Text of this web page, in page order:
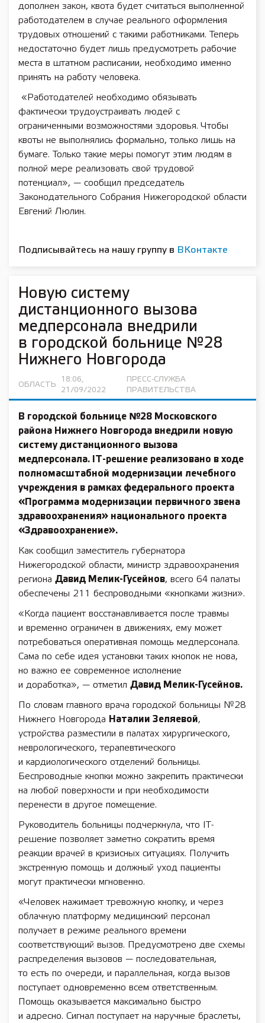
дополнен закон, квота будет считаться выполненной
работодателем в случае реального оформления
трудовых отношений с такими работниками. Теперь
недостаточно будет лишь предусмотреть рабочие
места в штатном расписании, необходимо именно
принять на работу человека.
«Работодателей необходимо обязывать
фактически трудоустраивать людей с
ограниченными возможностями здоровья. Чтобы
квоты не выполнялись формально, только лишь на
бумаге. Только такие меры помогут этим людям в
полной мере реализовать свой трудовой
потенциал», — сообщил председатель
Законодательного Собрания Нижегородской области
Евгений Люлин.
Подписывайтесь на нашу группу в ВКонтакте
Новую систему
дистанционного вызова
медперсонала внедрили
в городской больнице №28
Нижнего Новгорода
ОБЛАСТЬ
18:06,
21/09/2022
ПРЕСС-СЛУЖБА
ПРАВИТЕЛЬСТВА
В городской больнице №28 Московского
района Нижнего Новгорода внедрили новую
систему дистанционного вызова
медперсонала. IT-решение реализовано в ходе
полномасштабной модернизации лечебного
учреждения в рамках федерального проекта
«Программа модернизации первичного звена
здравоохранения» национального проекта
«Здравоохранение».
Как сообщил заместитель губернатора
Нижегородской области, министр здравоохранения
региона Давид Мелик-Гусейнов, всего 64 палаты
обеспечены 211 беспроводными «кнопками жизни».
«Когда пациент восстанавливается после травмы
и временно ограничен в движениях, ему может
потребоваться оперативная помощь медперсонала.
Сама по себе идея установки таких кнопок не нова,
но важно ее современное исполнение
и доработка», — отметил Давид Мелик-Гусейнов.
По словам главного врача городской больницы №28
Нижнего Новгорода Наталии Зеляевой,
устройства разместили в палатах хирургического,
неврологического, терапевтического
и кардиологического отделений больницы.
Беспроводные кнопки можно закрепить практически
на любой поверхности и при необходимости
перенести в другое помещение.
Руководитель больницы подчеркнула, что IT-
решение позволяет заметно сократить время
реакции врачей в кризисных ситуациях. Получить
экстренную помощь и должный уход пациенты
могут практически мгновенно.
«Человек нажимает тревожную кнопку, и через
облачную платформу медицинский персонал
получает в режиме реального времени
соответствующий вызов. Предусмотрено две схемы
распределения вызовов — последовательная,
то есть по очереди, и параллельная, когда вызов
поступает одновременно всем ответственным.
Помощь оказывается максимально быстро
и адресно. Сигнал поступает на наручные браслеты,